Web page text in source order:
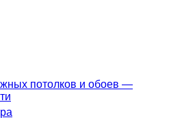
потолков и обоев —